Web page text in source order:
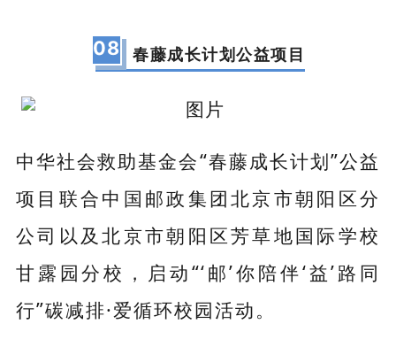
08 春藤成长计划公益项目
中华社会救助基金会“春藤成长计划”公益
项目联合中国邮政集团北京市朝阳区分
公司以及北京市朝阳区芳草地国际学校
甘露园分校，启动“‘邮’你陪伴‘益’路同
行”碳减排·爱循环校园活动。